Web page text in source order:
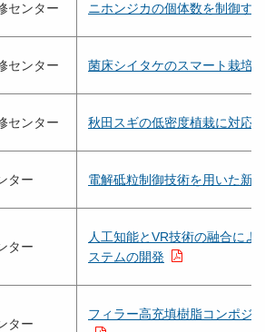
センター ニホンジカの個体数を制御す
センター 菌床シイタケのスマート栽培
センター 秋田スギの低密度植栽に対応
ター 電解砥粒制御技術を用いた新
ター
人工知能とVR技術の融合によ
ステムの開発
ター
フィラー高充填樹脂コンポジ